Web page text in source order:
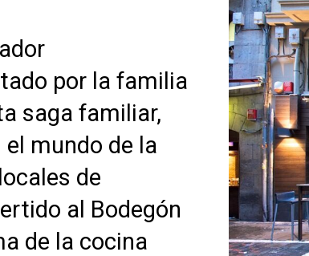
por la familia
saga familiar,
mundo de la
de
al Bodegón
de la cocina